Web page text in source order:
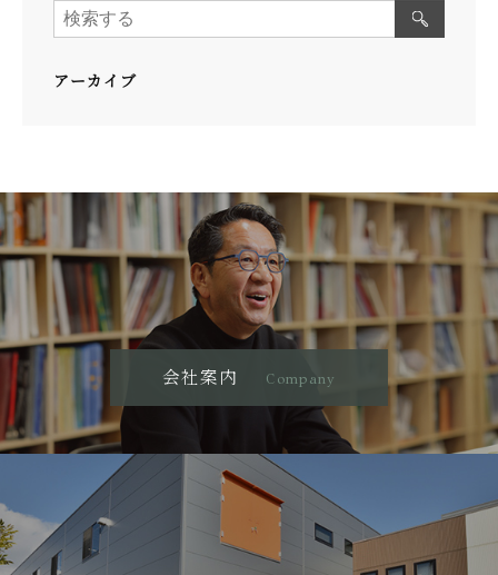
アーカイブ
会社案内 Company